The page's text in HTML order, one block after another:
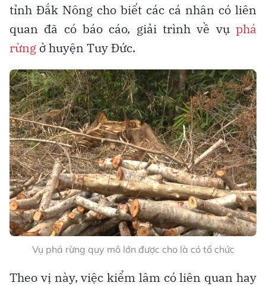
tỉnh Đắk Nông cho biết các cá nhân có liên
quan đã có báo cáo, giải trình về vụ phá
rừng ở huyện Tuy Đức.
Vụ phá rừng quy mô lớn được cho là có tổ chức
Theo vị này, việc kiểm lâm có liên quan hay